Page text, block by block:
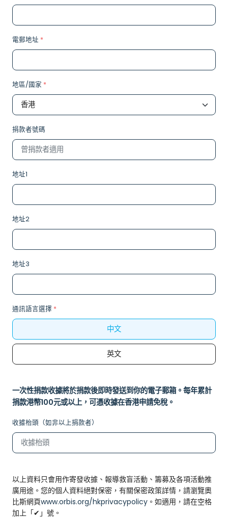
電郵地址 *
地區/國家 *
捐款者號碼
地址1
地址2
地址3
通訊語言選擇 *
中文
英文
一次性捐款收據將於捐款後即時發送到你的電子郵箱。每年累計
捐款港幣100元或以上，可憑收據在香港申請免稅。
收據枱頭（如非以上捐款者）
以上資料只會用作寄發收據、報導救盲活動、籌募及各項活動推
廣用途。您的個人資料絕對保密，有關保密政策詳情，請瀏覽奧
比斯網頁www.orbis.org/hkprivacypolicy 。如適用，請在空格
加上「✔」號。